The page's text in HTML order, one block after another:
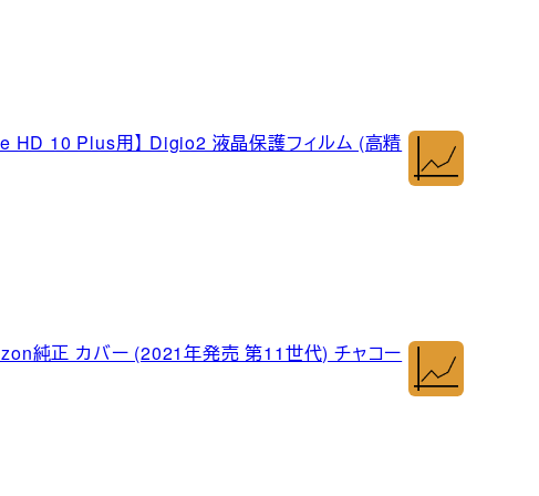
HD 10 Plus用】 Digio2 液晶保護フィルム (高精
純正 カバー (2021年発売 第11世代) チャコー